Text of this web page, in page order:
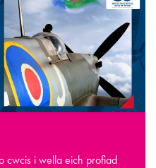
Cymru a
cwcis i wella eich profiad